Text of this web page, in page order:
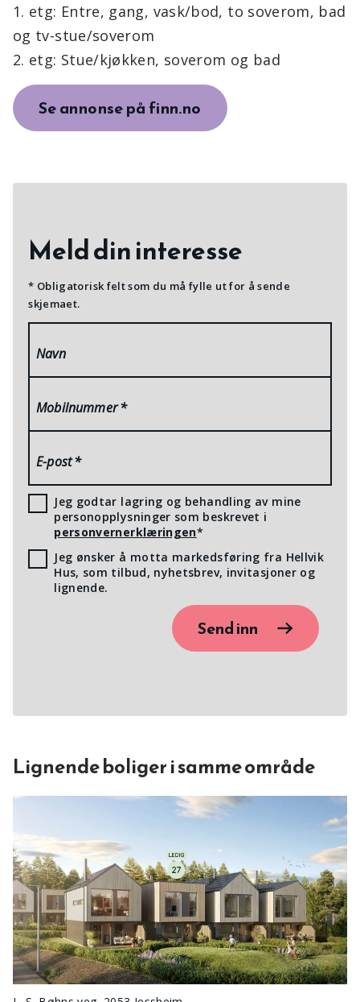
1. etg: Entre, gang, vask/bod, to soverom, bad
og tv-stue/soverom
2. etg: Stue/kjøkken, soverom og bad
Se annonse på finn.no
Meld din interesse
* Obligatorisk felt som du må fylle ut for å sende
skjemaet.
Navn
Mobilnummer*
E-post*
Jeg godtar lagring og behandling av mine
personopplysninger som beskrevet i
personvernerklæringen*
Jeg ønsker å motta markedsføring fra Hellvik
Hus, som tilbud, nyhetsbrev, invitasjoner og
lignende.
Send inn
Lignende boliger i samme område